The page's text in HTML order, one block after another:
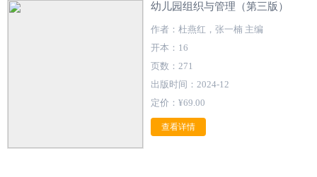
幼儿园组织与管理（第三版）
作者：杜燕红，张一楠 主编
开本：16
页数：271
出版时间：2024-12
定价：¥69.00
查看详情